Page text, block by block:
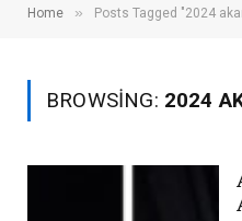
Home » Posts Tagged "2024
BROWSING: 2024